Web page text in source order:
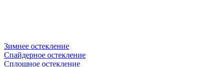
Зимнее остекление
Спайдерное остекление
Сплошное остекление